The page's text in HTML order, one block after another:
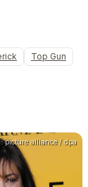
Top Gun
picture alliance / dpa